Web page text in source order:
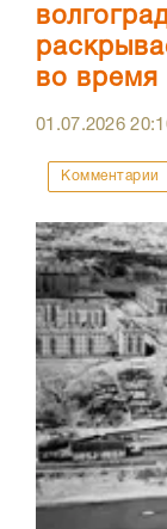
во
01.07.2026
Комментарии